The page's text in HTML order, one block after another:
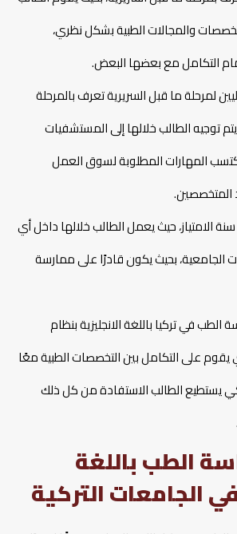
والمجالات الطبية بشكل نظري،
التكامل مع بعضها البعض.
لمرحلة ما قبل السريرية تعرف بالمرحلة
توجيه الطالب خلالها إلى المستشفيات
المهارات المطلوبة لسوق العمل
الامتياز، حيث يعمل الطالب خلالها داخل أي
بحيث يكون قادرًا على ممارسة
في تركيا باللغة الانجليزية بنظام
يقوم على التكامل بين التخصصات الطبية معًا
الطالب الاستفادة من كل ذلك
الطب باللغة
الجامعات التركية